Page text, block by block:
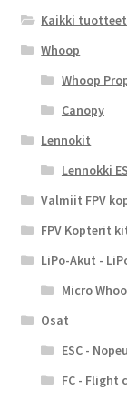
Kaikki tuotteet
Whoop
Whoop
Canopy
Lennokit
Lennokki
Valmiit FPV
FPV Kopterit
LiPo-Akut -
Micro
Osat
ESC -
FC - Flight